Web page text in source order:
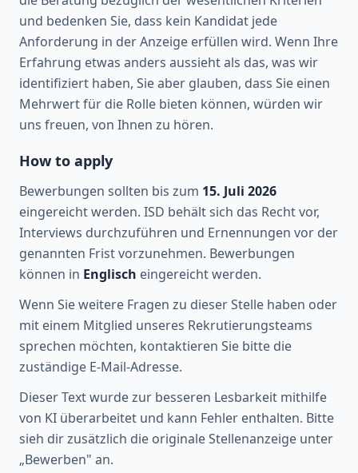
und bedenken Sie, dass kein Kandidat jede
Anforderung in der Anzeige erfüllen wird. Wenn Ihre
Erfahrung etwas anders aussieht als das, was wir
identifiziert haben, Sie aber glauben, dass Sie einen
Mehrwert für die Rolle bieten können, würden wir
uns freuen, von Ihnen zu hören.
How to apply
Bewerbungen sollten bis zum 15. Juli 2026
eingereicht werden. ISD behält sich das Recht vor,
Interviews durchzuführen und Ernennungen vor der
genannten Frist vorzunehmen. Bewerbungen
können in Englisch eingereicht werden.
Wenn Sie weitere Fragen zu dieser Stelle haben oder
mit einem Mitglied unseres Rekrutierungsteams
sprechen möchten, kontaktieren Sie bitte die
zuständige E-Mail-Adresse.
Dieser Text wurde zur besseren Lesbarkeit mithilfe
von KI überarbeitet und kann Fehler enthalten. Bitte
sieh dir zusätzlich die originale Stellenanzeige unter
„Bewerben" an.